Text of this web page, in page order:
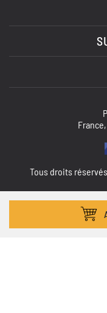
Tous droits